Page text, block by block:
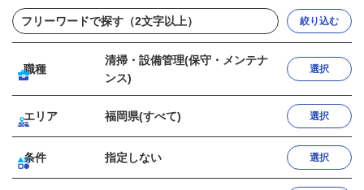
絞り込む
職種
清掃・設備管理(保守・メンテナ
ンス)
選択
エリア 福岡県(すべて) 選択
条件 指定しない 選択